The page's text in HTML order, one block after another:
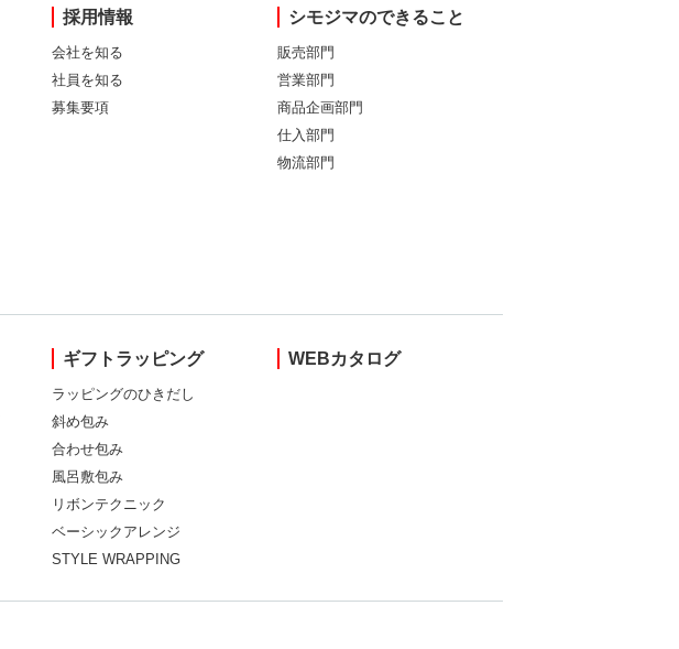
採用情報
会社を知る
社員を知る
募集要項
シモジマのできること
販売部門
営業部門
商品企画部門
仕入部門
物流部門
ギフトラッピング
ラッピングのひきだし
斜め包み
合わせ包み
風呂敷包み
リボンテクニック
ベーシックアレンジ
STYLE WRAPPING
WEBカタログ